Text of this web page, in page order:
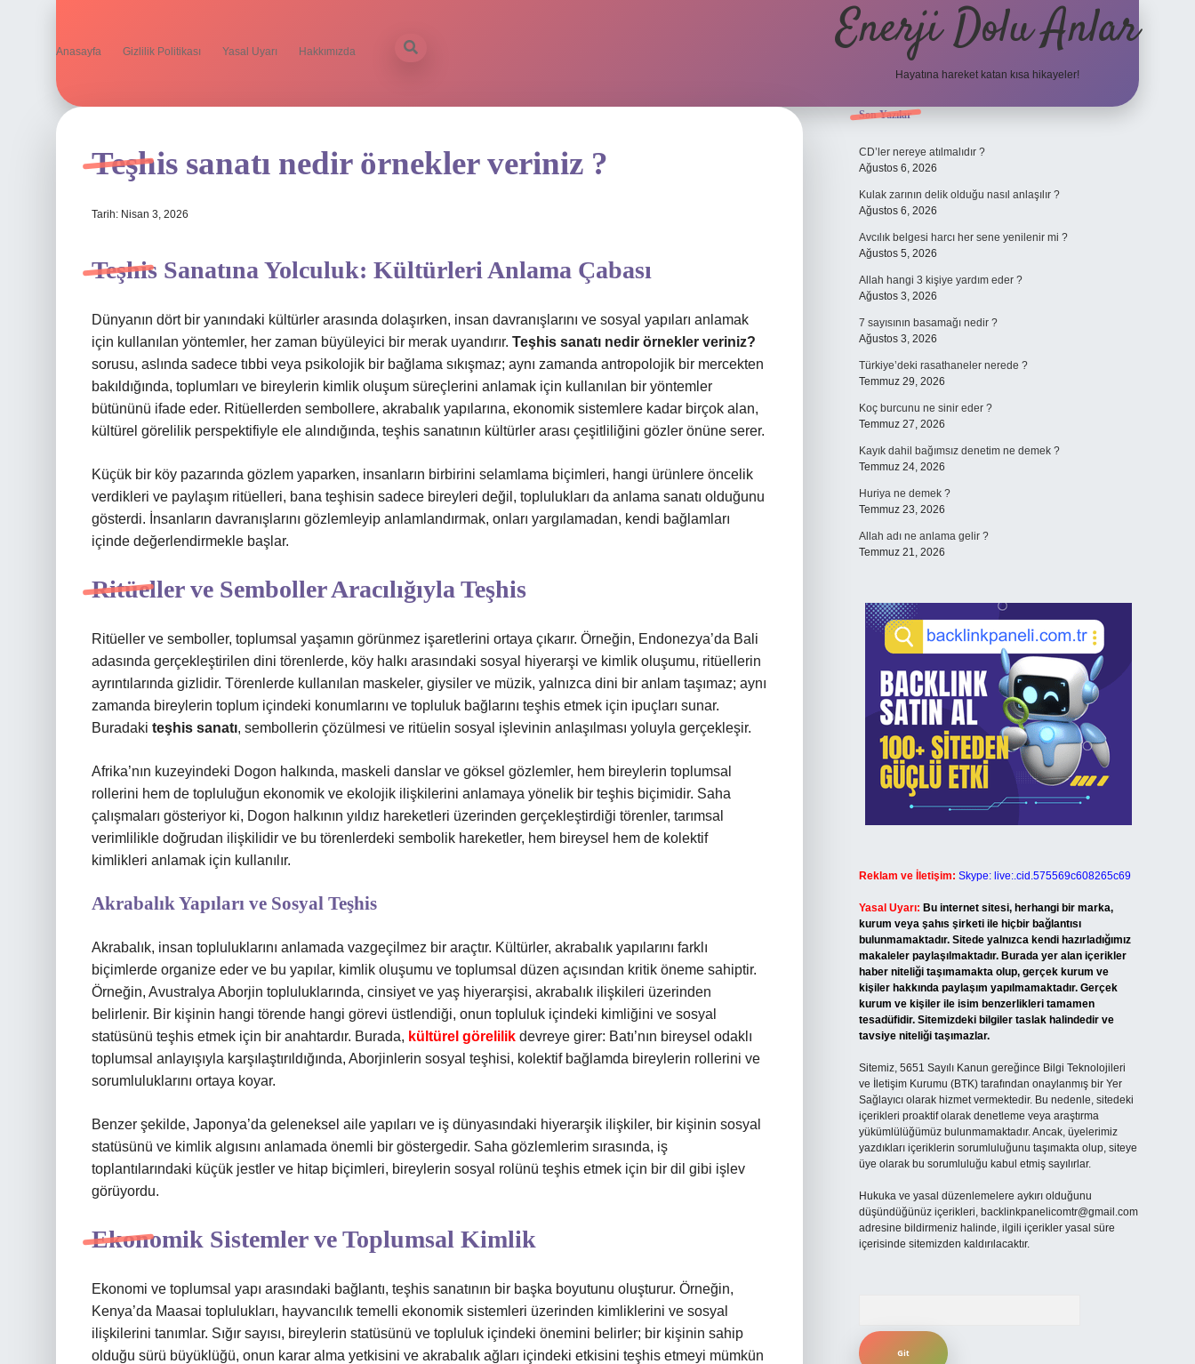
Anasayfa Gizlilik Politikası Yasal Uyarı Hakkımızda Enerji Dolu Anlar
Hayatına hareket katan kısa hikayeler!
Teşhis sanatı nedir örnekler veriniz ?
Tarih: Nisan 3, 2026
Teşhis Sanatına Yolculuk: Kültürleri Anlama Çabası
Dünyanın dört bir yanındaki kültürler arasında dolaşırken, insan davranışlarını ve sosyal yapıları anlamak
için kullanılan yöntemler, her zaman büyüleyici bir merak uyandırır. Teşhis sanatı nedir örnekler veriniz?
sorusu, aslında sadece tıbbi veya psikolojik bir bağlama sıkışmaz; aynı zamanda antropolojik bir mercekten
bakıldığında, toplumları ve bireylerin kimlik oluşum süreçlerini anlamak için kullanılan bir yöntemler
bütününü ifade eder. Ritüellerden sembollere, akrabalık yapılarına, ekonomik sistemlere kadar birçok alan,
kültürel görelilik perspektifiyle ele alındığında, teşhis sanatının kültürler arası çeşitliliğini gözler önüne serer.
Küçük bir köy pazarında gözlem yaparken, insanların birbirini selamlama biçimleri, hangi ürünlere öncelik
verdikleri ve paylaşım ritüelleri, bana teşhisin sadece bireyleri değil, toplulukları da anlama sanatı olduğunu
gösterdi. İnsanların davranışlarını gözlemleyip anlamlandırmak, onları yargılamadan, kendi bağlamları
içinde değerlendirmekle başlar.
Ritüeller ve Semboller Aracılığıyla Teşhis
Ritüeller ve semboller, toplumsal yaşamın görünmez işaretlerini ortaya çıkarır. Örneğin, Endonezya’da Bali
adasında gerçekleştirilen dini törenlerde, köy halkı arasındaki sosyal hiyerarşi ve kimlik oluşumu, ritüellerin
ayrıntılarında gizlidir. Törenlerde kullanılan maskeler, giysiler ve müzik, yalnızca dini bir anlam taşımaz; aynı
zamanda bireylerin toplum içindeki konumlarını ve topluluk bağlarını teşhis etmek için ipuçları sunar.
Buradaki teşhis sanatı, sembollerin çözülmesi ve ritüelin sosyal işlevinin anlaşılması yoluyla gerçekleşir.
Afrika’nın kuzeyindeki Dogon halkında, maskeli danslar ve göksel gözlemler, hem bireylerin toplumsal
rollerini hem de topluluğun ekonomik ve ekolojik ilişkilerini anlamaya yönelik bir teşhis biçimidir. Saha
çalışmaları gösteriyor ki, Dogon halkının yıldız hareketleri üzerinden gerçekleştirdiği törenler, tarımsal
verimlilikle doğrudan ilişkilidir ve bu törenlerdeki sembolik hareketler, hem bireysel hem de kolektif
kimlikleri anlamak için kullanılır.
Akrabalık Yapıları ve Sosyal Teşhis
Akrabalık, insan topluluklarını anlamada vazgeçilmez bir araçtır. Kültürler, akrabalık yapılarını farklı
biçimlerde organize eder ve bu yapılar, kimlik oluşumu ve toplumsal düzen açısından kritik öneme sahiptir.
Örneğin, Avustralya Aborjin topluluklarında, cinsiyet ve yaş hiyerarşisi, akrabalık ilişkileri üzerinden
belirlenir. Bir kişinin hangi törende hangi görevi üstlendiği, onun topluluk içindeki kimliğini ve sosyal
statüsünü teşhis etmek için bir anahtardır. Burada, kültürel görelilik devreye girer: Batı’nın bireysel odaklı
toplumsal anlayışıyla karşılaştırıldığında, Aborjinlerin sosyal teşhisi, kolektif bağlamda bireylerin rollerini ve
sorumluluklarını ortaya koyar.
Benzer şekilde, Japonya’da geleneksel aile yapıları ve iş dünyasındaki hiyerarşik ilişkiler, bir kişinin sosyal
statüsünü ve kimlik algısını anlamada önemli bir göstergedir. Saha gözlemlerim sırasında, iş
toplantılarındaki küçük jestler ve hitap biçimleri, bireylerin sosyal rolünü teşhis etmek için bir dil gibi işlev
görüyordu.
Ekonomik Sistemler ve Toplumsal Kimlik
Ekonomi ve toplumsal yapı arasındaki bağlantı, teşhis sanatının bir başka boyutunu oluşturur. Örneğin,
Kenya’da Maasai toplulukları, hayvancılık temelli ekonomik sistemleri üzerinden kimliklerini ve sosyal
ilişkilerini tanımlar. Sığır sayısı, bireylerin statüsünü ve topluluk içindeki önemini belirler; bir kişinin sahip
olduğu sürü büyüklüğü, onun karar alma yetkisini ve akrabalık ağları içindeki etkisini teşhis etmeyi mümkün
Sidebar
Son Yazılar
CD’ler nereye atılmalıdır ?
Ağustos 6, 2026
Kulak zarının delik olduğu nasıl anlaşılır ?
Ağustos 6, 2026
Avcılık belgesi harcı her sene yenilenir mi ?
Ağustos 5, 2026
Allah hangi 3 kişiye yardım eder ?
Ağustos 3, 2026
7 sayısının basamağı nedir ?
Ağustos 3, 2026
Türkiye’deki rasathaneler nerede ?
Temmuz 29, 2026
Koç burcunu ne sinir eder ?
Temmuz 27, 2026
Kayık dahil bağımsız denetim ne demek ?
Temmuz 24, 2026
Huriya ne demek ?
Temmuz 23, 2026
Allah adı ne anlama gelir ?
Temmuz 21, 2026
Reklam ve İletişim: Skype: live:.cid.575569c608265c69
Yasal Uyarı: Bu internet sitesi, herhangi bir marka,
kurum veya şahıs şirketi ile hiçbir bağlantısı
bulunmamaktadır. Sitede yalnızca kendi hazırladığımız
makaleler paylaşılmaktadır. Burada yer alan içerikler
haber niteliği taşımamakta olup, gerçek kurum ve
kişiler hakkında paylaşım yapılmamaktadır. Gerçek
kurum ve kişiler ile isim benzerlikleri tamamen
tesadüfidir. Sitemizdeki bilgiler taslak halindedir ve
tavsiye niteliği taşımazlar.
Sitemiz, 5651 Sayılı Kanun gereğince Bilgi Teknolojileri
ve İletişim Kurumu (BTK) tarafından onaylanmış bir Yer
Sağlayıcı olarak hizmet vermektedir. Bu nedenle, sitedeki
içerikleri proaktif olarak denetleme veya araştırma
yükümlülüğümüz bulunmamaktadır. Ancak, üyelerimiz
yazdıkları içeriklerin sorumluluğunu taşımakta olup, siteye
üye olarak bu sorumluluğu kabul etmiş sayılırlar.
Hukuka ve yasal düzenlemelere aykırı olduğunu
düşündüğünüz içerikleri, backlinkpanelicomtr@gmail.com
adresine bildirmeniz halinde, ilgili içerikler yasal süre
içerisinde sitemizden kaldırılacaktır.